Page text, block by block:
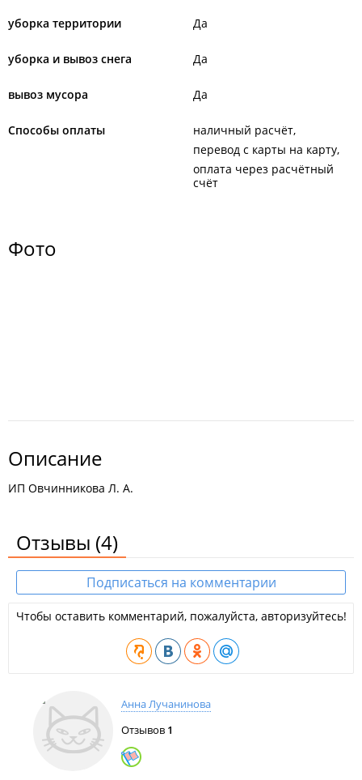
уборка территории Да
уборка и вывоз снега Да
вывоз мусора Да
Способы оплаты
наличный расчёт
перевод с карты на карту
оплата через расчётный
счёт
Фото
Описание
ИП Овчинникова Л. А.
Отзывы (4)
Подписаться на комментарии
Чтобы оставить комментарий, пожалуйста, авторизуйтесь!
Анна Лучанинова
Отзывов 1